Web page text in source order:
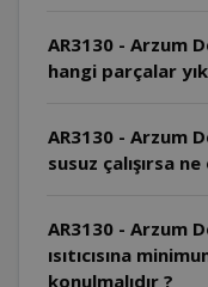
AR3130 - Arzum
hangi parçalar
AR3130 - Arzum
susuz çalışırsa
AR3130 - Arzum
ısıtıcısına
konulmalıdır ?